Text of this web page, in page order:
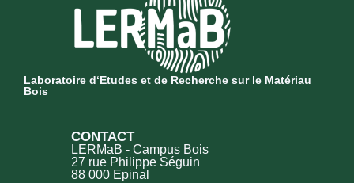
Laboratoire d‘Etudes et de Recherche sur le Matériau
Bois
CONTACT
LERMaB - Campus Bois
27 rue Philippe Séguin
88 000 Epinal